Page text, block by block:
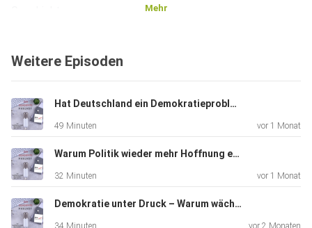
Richtung kommt der Antisemitismus? • Wo wird
deutlich und was bedeutet er für den Alltag? • Die
Verantwortlichkeit der Gesellschaft und die Rolle der
Politik
Mehr
Weitere Episoden
Hat Deutschland ein Demokratieproblem – oder ein Leistungsproblem? mit Jan Fleischhauer
49 Minuten vor 1 Monat
Warum Politik wieder mehr Hoffnung erzählen muss – mit Ali Doğan
32 Minuten vor 1 Monat
Demokratie unter Druck – Warum wächst die Unzufriedenheit?
34 Minuten vor 2 Monaten